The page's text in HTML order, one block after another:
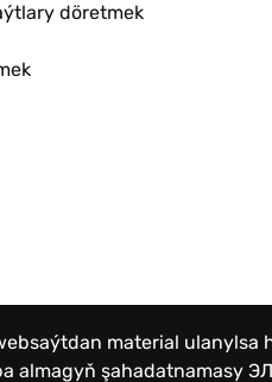
döretmek
material ulanylsa
almagyň şahadatnamasy